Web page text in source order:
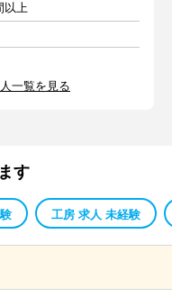
以上
一覧を見る
す
工房 求人 未経験